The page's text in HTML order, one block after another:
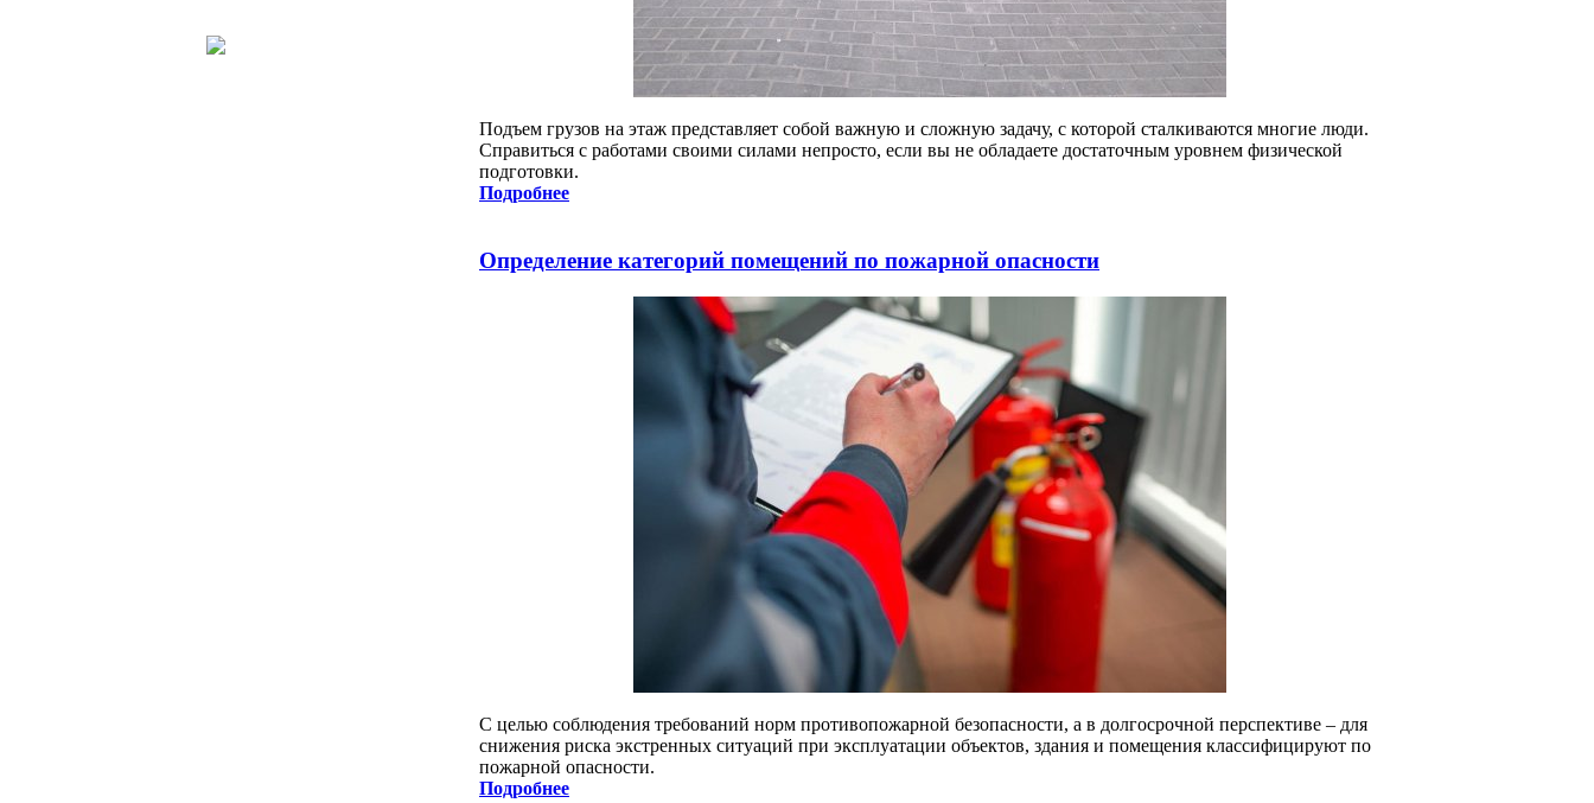
Подъем грузов на этаж представляет собой важную и сложную задачу, с которой сталкиваются многие люди.
Справиться с работами своими силами непросто, если вы не обладаете достаточным уровнем физической
подготовки.
Подробнее
Определение категорий помещений по пожарной опасности
С целью соблюдения требований норм противопожарной безопасности, а в долгосрочной перспективе – для
снижения риска экстренных ситуаций при эксплуатации объектов, здания и помещения классифицируют по
пожарной опасности.
Подробнее